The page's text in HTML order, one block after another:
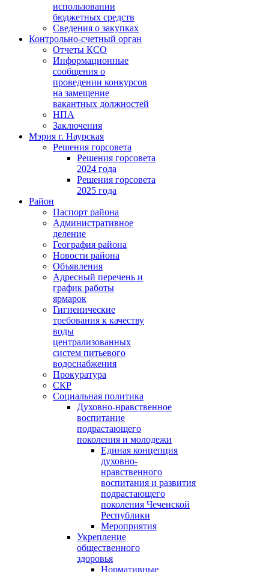
использовании
бюджетных средств
Сведения о закупках
Контрольно-счетный орган
Отчеты КСО
Информационные
сообщения о
проведении конкурсов
на замещение
вакантных должностей
НПА
Заключения
Мэрия г. Наурская
Решения горсовета
Решения горсовета
2024 года
Решения горсовета
2025 года
Район
Паспорт района
Административное
деление
География района
Новости района
Объявления
Адресный перечень и
график работы
ярмарок
Гигиенические
требования к качеству
воды
централизованных
систем питьевого
водоснабжения
Прокуратура
СКР
Социальная политика
Духовно-нравственное
воспитание
подрастающего
поколения и молодежи
Единая концепция
духовно-
нравственного
воспитания и развития
подрастающего
поколения Чеченской
Республики
Мероприятия
Укрепление
общественного
здоровья
Нормативные